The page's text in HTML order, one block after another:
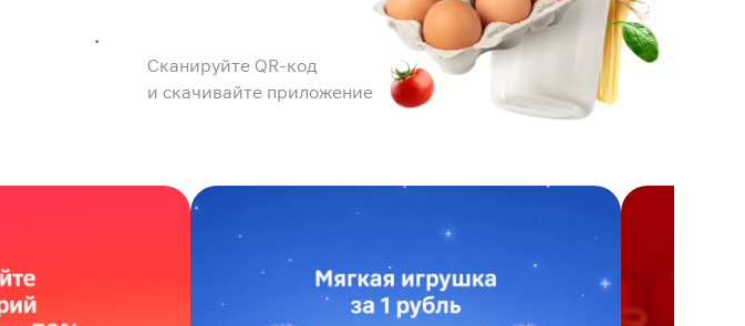
Сканируйте QR-код
и скачивайте приложение